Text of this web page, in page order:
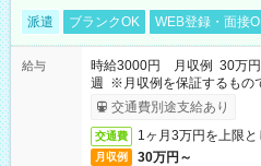
派遣 ブランクOK WEB登録・面接
給与
時給3000円 月収例 30万
週 ※月収例を保証するもの
ービス利用可（利用条件有）
交通費別途支給あり
交通費 1ヶ月3万円を上限
月収例 30万円～